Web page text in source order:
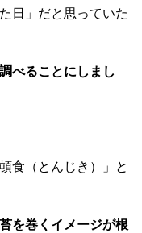
日」だと思っていた
べることにしまし
食（とんじき）」と
を巻くイメージが根